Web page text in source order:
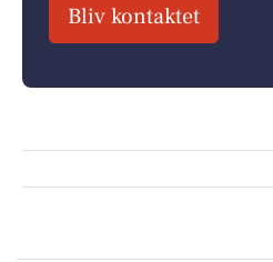
Bliv kontaktet